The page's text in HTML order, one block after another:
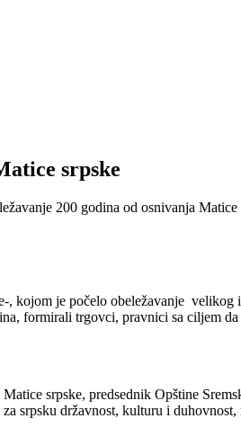
srpske
200 godina od osnivanja
kojom je počelo obeležavanje
formirali trgovci, pravnici sa ciljem
srpske, predsednik Opštine
srpsku državnost, kulturu i